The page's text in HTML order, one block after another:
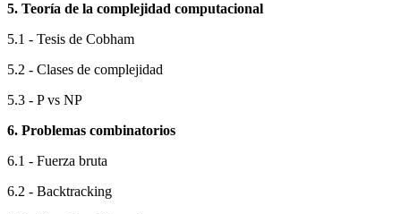
5. Teoría de la complejidad computacional
5.1 - Tesis de Cobham
5.2 - Clases de complejidad
5.3 - P vs NP
6. Problemas combinatorios
6.1 - Fuerza bruta
6.2 - Backtracking